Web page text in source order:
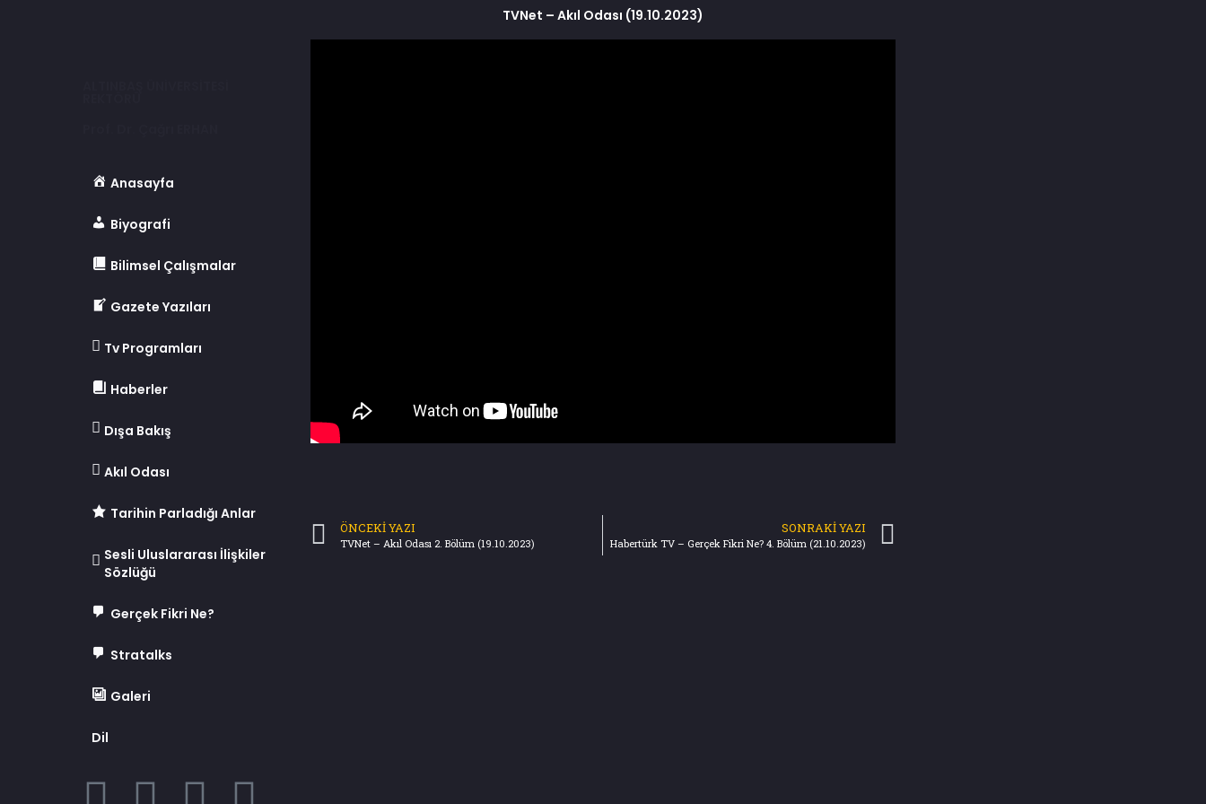
Anasayfa
Biyografi
Bilimsel Çalışmalar
Gazete Yazıları
Tv Programları
Haberler
Dışa Bakış
Akıl Odası
Tarihin Parladığı Anlar
Sesli Uluslararası İlişkiler
Sözlüğü
Gerçek Fikri Ne?
Stratalks
Galeri
Dil
TVNet – Akıl Odası (19.10.2023)
ÖNCEKI YAZI
TVNet – Akıl Odası 2. Bölüm (19.10.2023)
SONRAKI YAZI
Habertürk TV – Gerçek Fikri Ne? 4. Bölüm (21.10.2023)